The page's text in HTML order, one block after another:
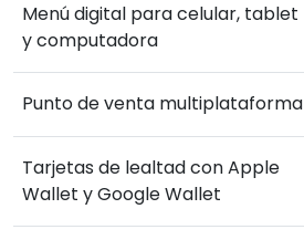
Menú digital para celular, tablet
y computadora
Punto de venta multiplataforma
Tarjetas de lealtad con Apple
Wallet y Google Wallet